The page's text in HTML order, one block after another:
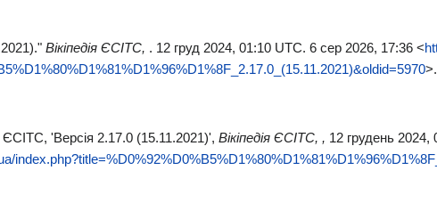
Вікіпедія ЄСІТС, . 12 груд 2024, 01:10 UTC. 6 сер 2026, 17:36 <
>.
ЄСІТС, 'Версія 2.17.0 (15.11.2021)', Вікіпедія ЄСІТС, , 12 грудень 2024,